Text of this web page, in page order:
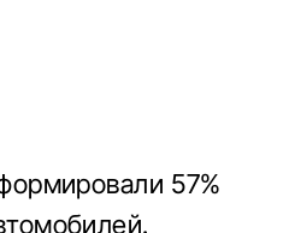
57%